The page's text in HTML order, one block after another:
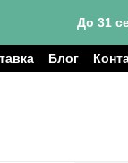
До 31
Блог